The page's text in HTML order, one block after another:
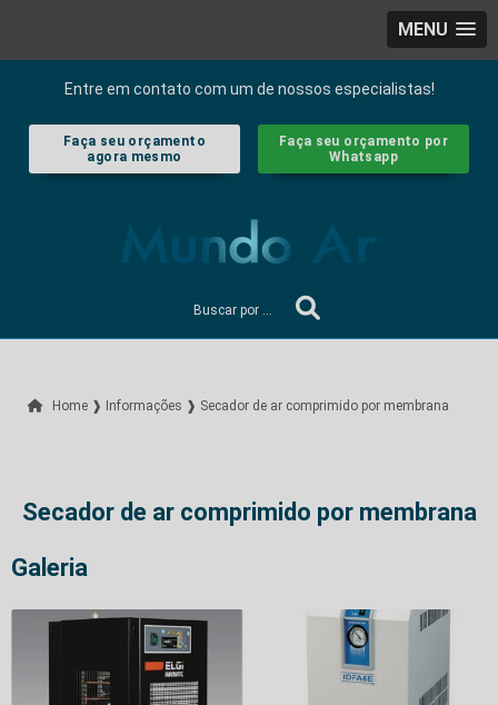
MENU
Entre em contato com um de nossos especialistas!
Faça seu orçamento
agora mesmo
Faça seu orçamento por
Whatsapp
Home ❱ Informações ❱ Secador de ar comprimido por membrana
Secador de ar comprimido por membrana
Galeria